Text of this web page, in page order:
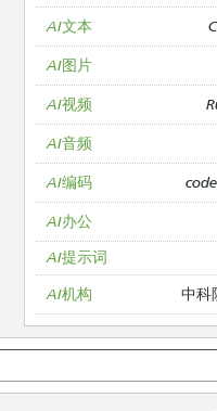
AI文本
AI图片
AI视频
AI音频
AI编码
AI办公
AI提示词
AI机构
中科